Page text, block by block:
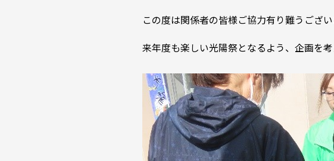
この度は関係者の皆様ご協力有り難うござい
来年度も楽しい光陽祭となるよう、企画を